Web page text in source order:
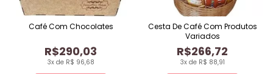
3x de R$ 96,68
R$290,03
Café Com Chocolates
3x de R$ 88,91
R$266,72
Cesta De Café Com Produtos
Variados